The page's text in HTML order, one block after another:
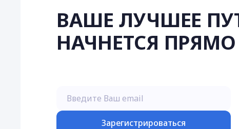
ВАШЕ ЛУЧШЕЕ
НАЧНЕТСЯ
Зарегистрироваться